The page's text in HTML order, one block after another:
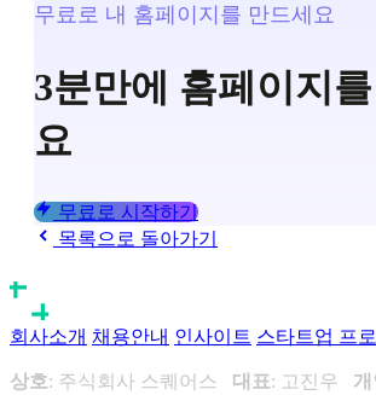
무료로 내 홈페이지를 만드세요
3분만에 홈페이지
요
무료로 시작하기
목록으로 돌아가기
회사소개 채용안내 인사이트 스타트업 프
상호: 주식회사 스퀘어스 대표: 고진우